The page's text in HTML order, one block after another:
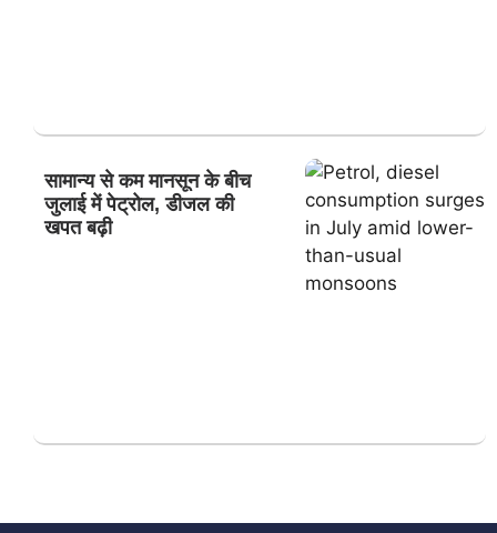
सामान्य से कम मानसून के बीच
जुलाई में पेट्रोल, डीजल की
खपत बढ़ी